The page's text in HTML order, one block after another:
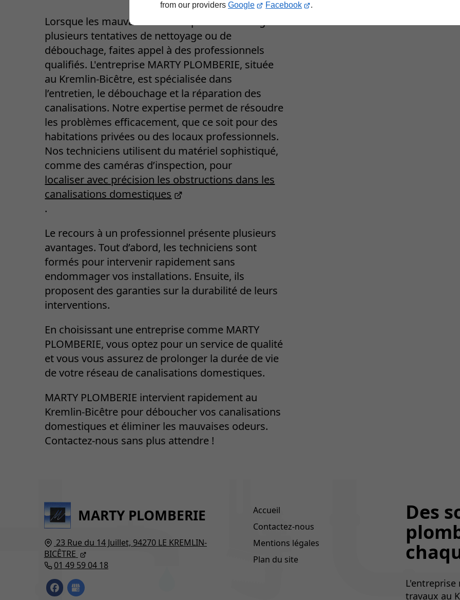
from our providers Google Facebook .
Lorsque les mauvaises odeurs persistent malgré
plusieurs tentatives de nettoyage ou de
débouchage, faites appel à des professionnels
qualifiés. L'entreprise MARTY PLOMBERIE, située
au Kremlin-Bicêtre, est spécialisée dans
l’entretien, le débouchage et la réparation des
canalisations. Notre expertise permet de résoudre
les problèmes efficacement, que ce soit pour des
habitations privées ou des locaux professionnels.
Nos techniciens utilisent du matériel sophistiqué,
comme des caméras d’inspection, pour
localiser avec précision les obstructions dans les
canalisations domestiques
.
Le recours à un professionnel présente plusieurs
avantages. Tout d’abord, les techniciens sont
formés pour intervenir rapidement sans
endommager vos installations. Ensuite, ils
proposent des garanties sur la durabilité de leurs
interventions.
En choisissant une entreprise comme MARTY
PLOMBERIE, vous optez pour un service de qualité
et vous vous assurez de prolonger la durée de vie
de votre réseau de canalisations domestiques.
MARTY PLOMBERIE intervient rapidement au
Kremlin-Bicêtre pour déboucher vos canalisations
domestiques et éliminer les mauvaises odeurs.
Contactez-nous sans plus attendre !
MARTY PLOMBERIE
23 Rue du 14 Juillet, 94270 LE KREMLIN-
BICÊTRE
01 49 59 04 18
Accueil
Contactez-nous
Mentions légales
Plan du site
Des
travaux au